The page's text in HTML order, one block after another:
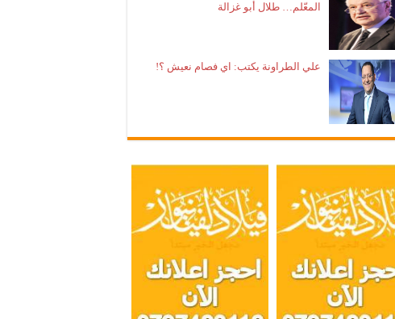
المعّلم… طلال أبو غزالة
علي الطراونة يكتب: اي فصام نعيش ؟!